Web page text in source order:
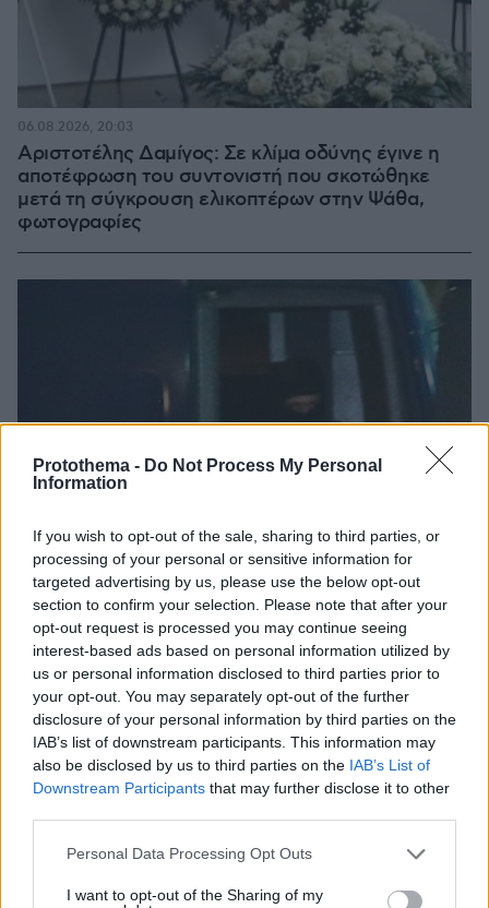
Protothema - Do Not Process My Personal
Information
If you wish to opt-out of the sale, sharing to third parties, or
processing of your personal or sensitive information for
targeted advertising by us, please use the below opt-out
section to confirm your selection. Please note that after your
opt-out request is processed you may continue seeing
interest-based ads based on personal information utilized by
us or personal information disclosed to third parties prior to
your opt-out. You may separately opt-out of the further
disclosure of your personal information by third parties on the
IAB’s list of downstream participants. This information may
also be disclosed by us to third parties on the IAB’s List of
Downstream Participants that may further disclose it to other
Please note that this website/app uses one or more Google
not limited to your visit or usage behaviour. You may click to
Personal Data Processing Opt Outs
I want to opt-out of the Sharing of my
Αριστοτέλης Δαμίγος: Σε κλίμα οδύνης έγινε η
αποτέφρωση του συντονιστή που σκοτώθηκε
μετά τη σύγκρουση ελικοπτέρων στην Ψάθα,
φωτογραφίες
06.08.2026, 20:03
Στη ΓΑΔΑ κρατείται η 46χρονη που κατηγορείται
για την επίθεση στη Marfin, δείτε βίντεο και
φωτογραφίες
06.08.2026, 23:17